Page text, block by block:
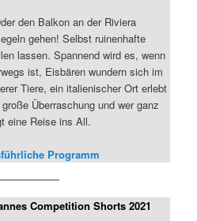
den Balkon an der Riviera
gehen! Selbst ruinenhafte
lassen. Spannend wird es, wenn
ist, Eisbären wundern sich im
Tiere, ein italienischer Ort erlebt
Überraschung und wer ganz
eine Reise ins All.
Programm
Competition Shorts 2021